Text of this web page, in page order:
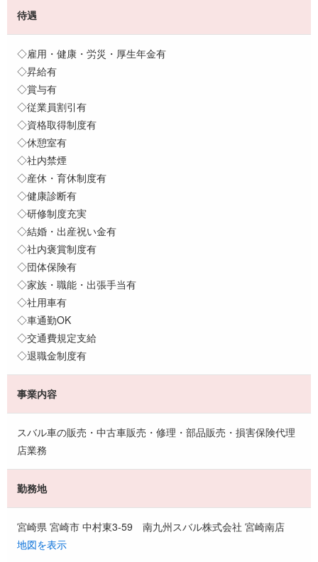
待遇
◇雇用・健康・労災・厚生年金有
◇昇給有
◇賞与有
◇従業員割引有
◇資格取得制度有
◇休憩室有
◇社内禁煙
◇産休・育休制度有
◇健康診断有
◇研修制度充実
◇結婚・出産祝い金有
◇社内褒賞制度有
◇団体保険有
◇家族・職能・出張手当有
◇社用車有
◇車通勤OK
◇交通費規定支給
◇退職金制度有
事業内容
スバル車の販売・中古車販売・修理・部品販売・損害保険代理
店業務
勤務地
宮崎県 宮崎市 中村東3-59 南九州スバル株式会社 宮崎南店
地図を表示